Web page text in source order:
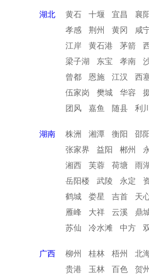
湖北 黄石 十堰 宜昌 襄阳
孝感
荆州 黄冈 咸
江岸
黄石港 茅箭
梁子湖
东宝 孝南
曾都
恩施 江汉 西
伍家岗
樊城 华容
团风
嘉鱼 随县 利川
湖南 株洲 湘潭 衡阳 邵阳
张家界
益阳 郴州
湘西
芙蓉 荷塘 雨
岳阳楼
武陵 永定
鹤城
娄星 吉首 天
雁峰
大祥 云溪 鼎
苏仙
冷水滩 中方
广西 柳州 桂林 梧州 北
贵港
玉林 百色 贺州